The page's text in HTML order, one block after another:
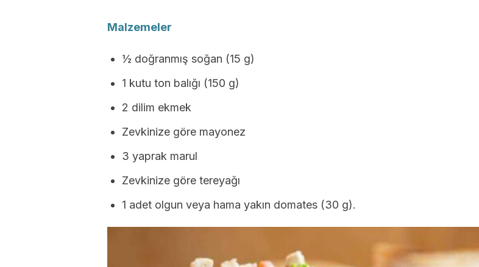
Malzemeler
½ doğranmış soğan (15 g)
1 kutu ton balığı (150 g)
2 dilim ekmek
Zevkinize göre mayonez
3 yaprak marul
Zevkinize göre tereyağı
1 adet olgun veya hama yakın domates (30 g).